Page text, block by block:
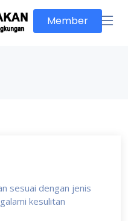
Member
sesuai dengan jenis
kesulitan